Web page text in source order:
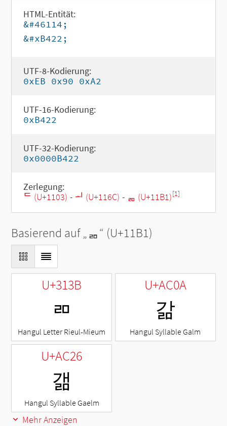
HTML-Entität:
&#46114;
&#xB422;
UTF-8-Kodierung:
0xEB 0x90 0xA2
UTF-16-Kodierung:
0xB422
UTF-32-Kodierung:
0x0000B422
Zerlegung:
ᄃ (U+1103) - ᅬ (U+116C) - ᆱ (U+11B1)[1]
Basierend auf „ᆱ“ (U+11B1)
U+313B
ㄻ
Hangul Letter Rieul-Mieum
U+AC0A
갊
Hangul Syllable Galm
U+AC26
갦
Hangul Syllable Gaelm
Mehr Anzeigen